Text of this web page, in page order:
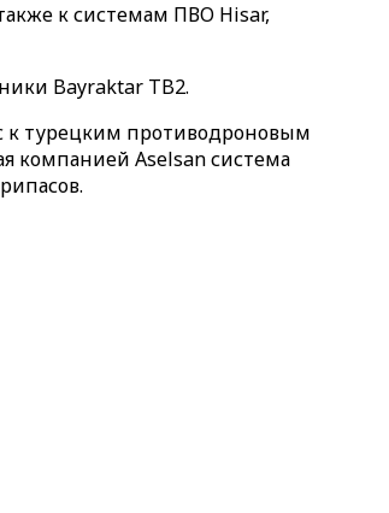
к системам ПВО Hisar,
Bayraktar TB2.
к турецким противодроновым
компанией Aselsan система